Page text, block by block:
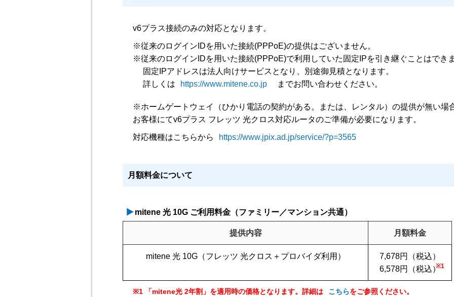
v6プラス接続のみの対応となります。
※従来のログインIDを用いた接続(PPPoE)の提供はございません。
※従来のログインIDを用いた接続(PPPoE)で利用していた固定IPを引き継ぐことはできま
固定IPアドレスは法人向けサービスとなり、別途御見積となります。
詳しくは
https://www.mitene.co.jp までお問い合わせください。
※ホームゲートウェイ（ひかり電話の契約がある。または、レンタル）の提供が無い場
お客様にてv6プラス フレッツ 光クロス対応ルータのご準備が必要になります。
対応機種はこちらから https://www.jpix.ad.jp/service/?p=3565
月額料金について
mitene 光 10G ご利用料金（ファミリー／マンション共通）
提供内容 月額料金
mitene 光 10G（フレッツ 光クロス＋プロバイダ利用） 7,678円（税込）
※1
6,578円（税込）
※1 「mitene光 2年割」を適用時の価格となります。詳細は こちらをご参照ください。